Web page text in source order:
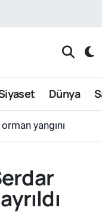
Dünya
yangını